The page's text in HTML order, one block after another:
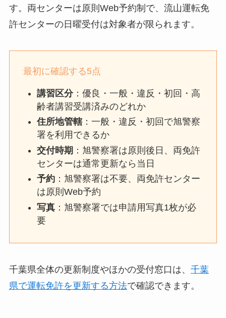
す。両センターは原則Web予約制で、流山運転免
許センターの日曜受付は対象者が限られます。
最初に確認する5点
講習区分：優良・一般・違反・初回・高
齢者講習受講済みのどれか
住所地管轄：一般・違反・初回で旭警察
署を利用できるか
交付時期 ：旭警察署は原則後日、両免許
センターは通常更新なら当日
予約：旭警察署は不要、両免許センター
は原則Web予約
写真：旭警察署では申請用写真1枚が必
要
千葉県全体の更新制度やほかの受付窓口は、 千葉
県で運転免許を更新する方法で確認できます。